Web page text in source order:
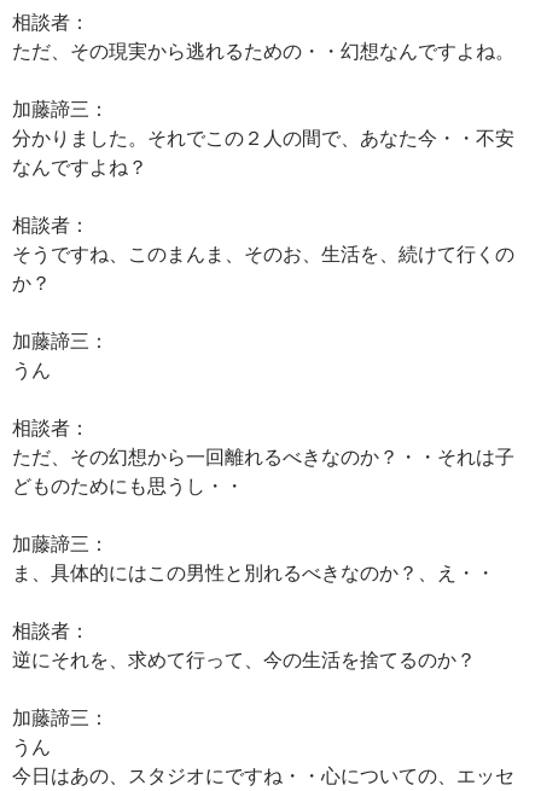
相談者：
ただ、その現実から逃れるための・・幻想なんですよね。
加藤諦三：
分かりました。それでこの２人の間で、あなた今・・不安
なんですよね？
相談者：
そうですね、このまんま、そのお、生活を、続けて行くの
か？
加藤諦三：
うん
相談者：
ただ、その幻想から一回離れるべきなのか？・・それは子
どものためにも思うし・・
加藤諦三：
ま、具体的にはこの男性と別れるべきなのか？、え・・
相談者：
逆にそれを、求めて行って、今の生活を捨てるのか？
加藤諦三：
うん
今日はあの、スタジオにですね・・心についての、エッセ